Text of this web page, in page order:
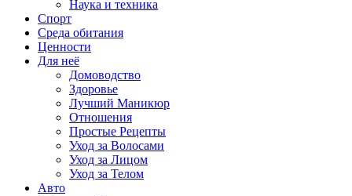
Наука и техника
Спорт
Среда обитания
Ценности
Для неё
Домоводство
Здоровье
Лучший Маникюр
Отношения
Простые Рецепты
Уход за Волосами
Уход за Лицом
Уход за Телом
Авто